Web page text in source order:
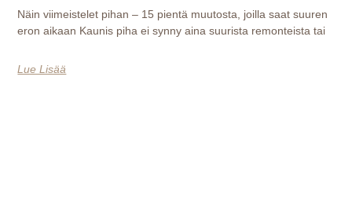
Näin viimeistelet pihan – 15 pientä muutosta, joilla saat suuren
eron aikaan Kaunis piha ei synny aina suurista remonteista tai
Lue Lisää